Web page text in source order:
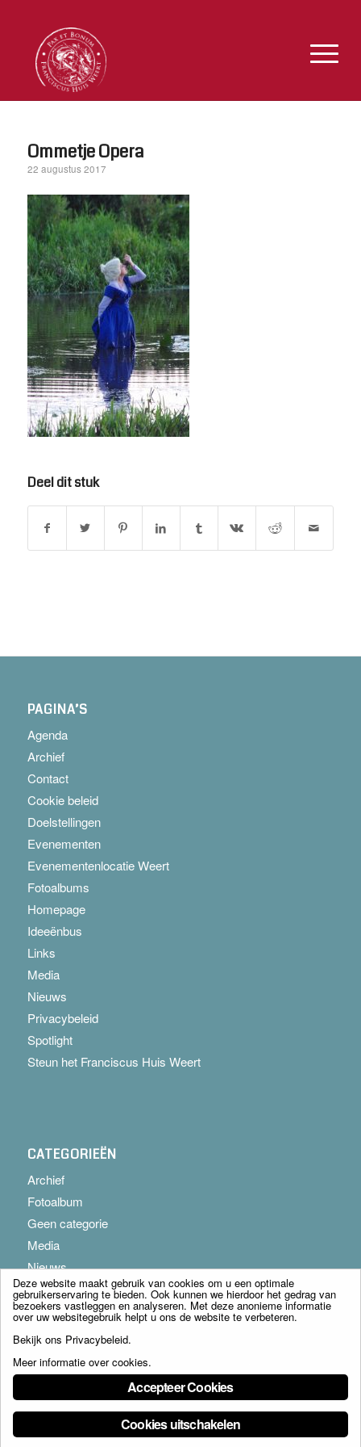
Ommetje Opera
22 augustus 2017
Deel dit stuk
PAGINA’S
Agenda
Archief
Contact
Cookie beleid
Doelstellingen
Evenementen
Evenementenlocatie Weert
Fotoalbums
Homepage
Ideeënbus
Links
Media
Nieuws
Privacybeleid
Spotlight
Steun het Franciscus Huis Weert
CATEGORIEËN
Archief
Fotoalbum
Geen categorie
Media
Nieuws
© Copyright - Franciscus Huis Weert B.V. - webdesign:
Deze website maakt gebruik van cookies om u een optimale
gebruikerservaring te bieden. Ook kunnen we hierdoor het gedrag van
bezoekers vastleggen en analyseren. Met deze anonieme informatie
over uw websitegebruik helpt u ons de website te verbeteren.
Bekijk ons Privacybeleid.
Meer informatie over cookies.
Accepteer Cookies
Cookies uitschakelen